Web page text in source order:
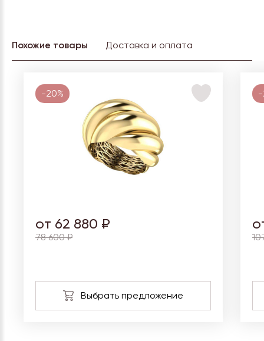
Похожие товары Доставка и оплата
-20%
от 62 880 ₽
78 600 ₽
-